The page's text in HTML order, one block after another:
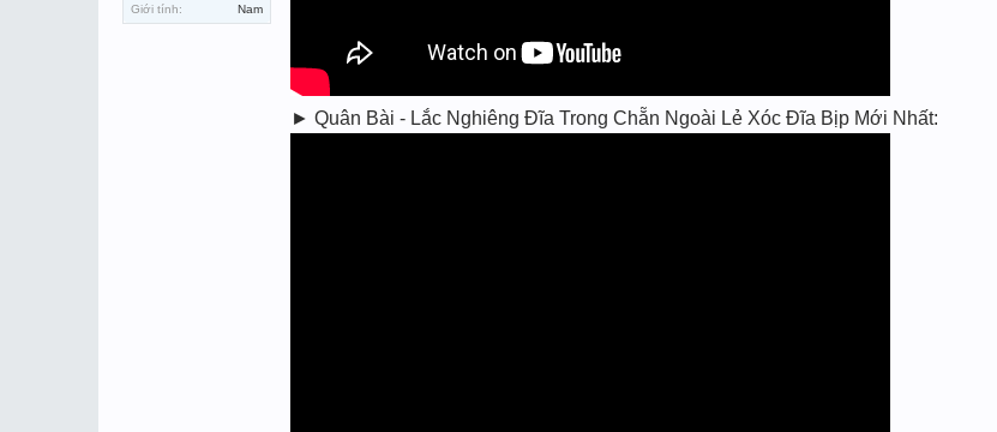
Giới tính:
Nam
► Quân Bài - Lắc Nghiêng Đĩa Trong Chẵn Ngoài Lẻ Xóc Đĩa Bịp Mới Nhất: